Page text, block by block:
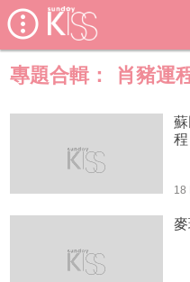
專題合輯： 肖豬運
程
18